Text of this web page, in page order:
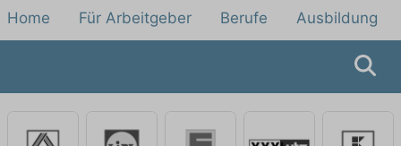
Home Für Arbeitgeber Berufe Ausbildung